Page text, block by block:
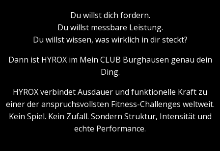
Du willst dich fordern.
Du willst messbare Leistung.
Du willst wissen, was wirklich in dir steckt?
Dann ist HYROX im Mein CLUB Burghausen genau dein
Ding.
HYROX verbindet Ausdauer und funktionelle Kraft zu
einer der anspruchsvollsten Fitness-Challenges weltweit.
Kein Spiel. Kein Zufall. Sondern Struktur, Intensität und
echte Performance.